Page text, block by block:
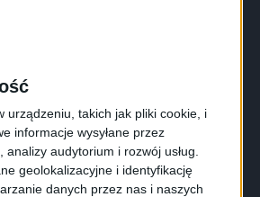
urządzeniu, takich jak pliki cookie, i
informacje wysyłane przez
audytorium i rozwój usług.
geolokalizacyjne i identyfikację
danych przez nas i naszych